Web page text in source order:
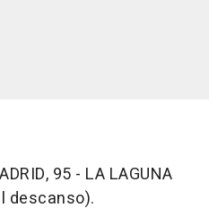
95 - LA LAGUNA
descanso).